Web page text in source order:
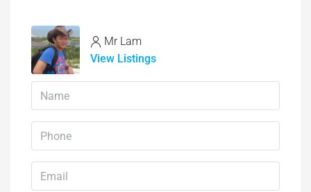
Mr Lam
View Listings